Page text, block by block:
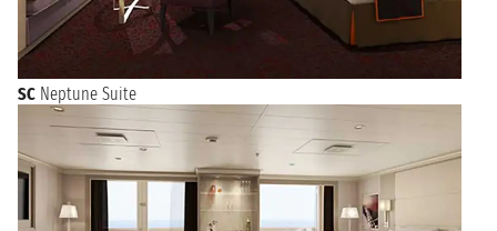
SC Neptune Suite